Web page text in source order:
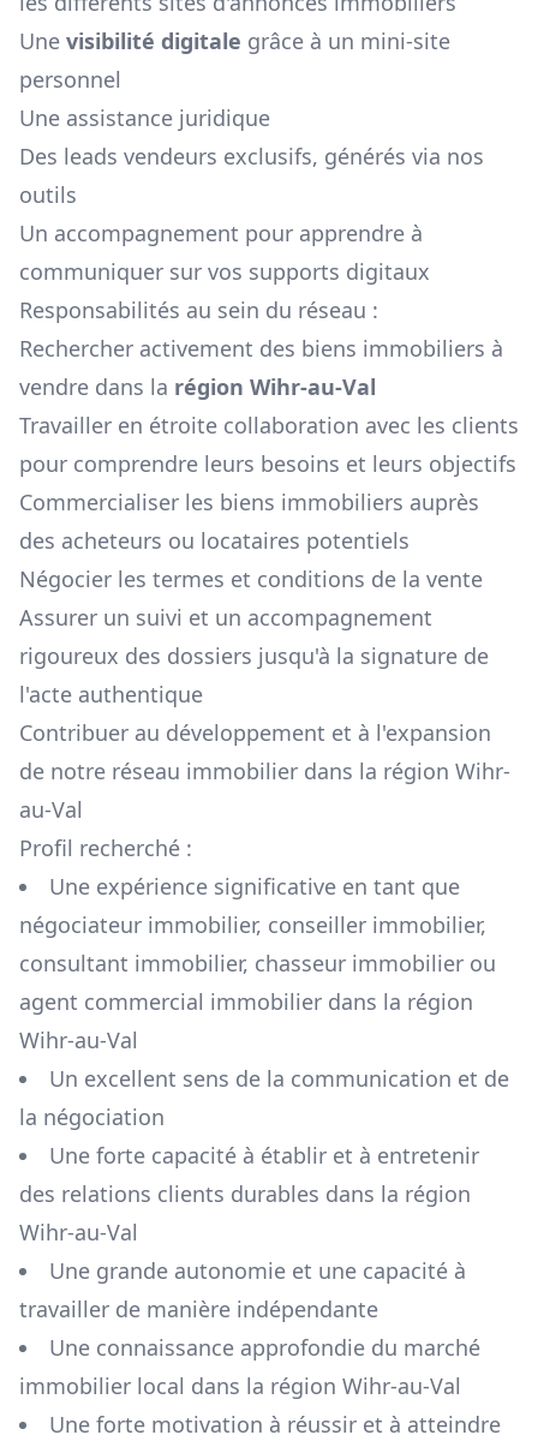
Une visibilité digitale grâce à un mini-site
personnel
Une assistance juridique
Des leads vendeurs exclusifs, générés via nos
outils
Un accompagnement pour apprendre à
communiquer sur vos supports digitaux
Responsabilités au sein du réseau :
Rechercher activement des biens immobiliers à
vendre dans la région Wihr-au-Val
Travailler en étroite collaboration avec les clients
pour comprendre leurs besoins et leurs objectifs
Commercialiser les biens immobiliers auprès
des acheteurs ou locataires potentiels
Négocier les termes et conditions de la vente
Assurer un suivi et un accompagnement
rigoureux des dossiers jusqu'à la signature de
l'acte authentique
Contribuer au développement et à l'expansion
de notre réseau immobilier dans la région Wihr-
au-Val
Profil recherché :
Une expérience significative en tant que
négociateur immobilier, conseiller immobilier,
consultant immobilier, chasseur immobilier ou
agent commercial immobilier dans la région
Wihr-au-Val
Un excellent sens de la communication et de
la négociation
Une forte capacité à établir et à entretenir
des relations clients durables dans la région
Wihr-au-Val
Une grande autonomie et une capacité à
travailler de manière indépendante
Une connaissance approfondie du marché
immobilier local dans la région Wihr-au-Val
Une forte motivation à réussir et à atteindre